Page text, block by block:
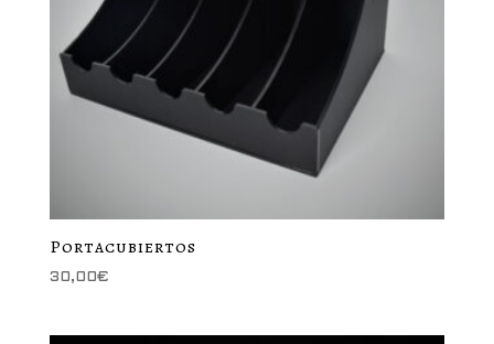
Portacubiertos
30,00€